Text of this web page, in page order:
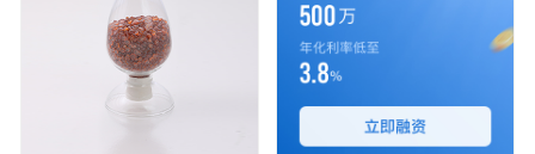
中化石油浙江有限公司
中化石油福建有限公司
中化健康产业发展有限公司
中化国际(控股)股份有限公司产业资源事业部
中化国际新材料（河北）有限公司